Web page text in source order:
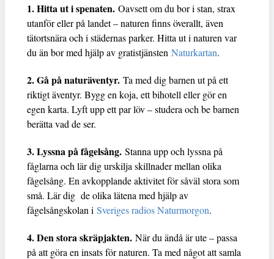
1. Hitta ut i spenaten. Oavsett om du bor i stan, strax
utanför eller på landet – naturen finns överallt, även
tätortsnära och i städernas parker. Hitta ut i naturen var
du än bor med hjälp av gratistjänsten Naturkartan.
2. Gå på naturäventyr. Ta med dig barnen ut på ett
riktigt äventyr. Bygg en koja, ett bihotell eller gör en
egen karta. Lyft upp ett par löv – studera och be barnen
berätta vad de ser.
3. Lyssna på fågelsång. Stanna upp och lyssna på
fåglarna och lär dig urskilja skillnader mellan olika
fågelsång. En avkopplande aktivitet för såväl stora som
små. Lär dig de olika lätena med hjälp av
fågelsångskolan i Sveriges radios Naturmorgon.
4. Den stora skräpjakten. När du ändå är ute – passa
på att göra en insats för naturen. Ta med något att samla